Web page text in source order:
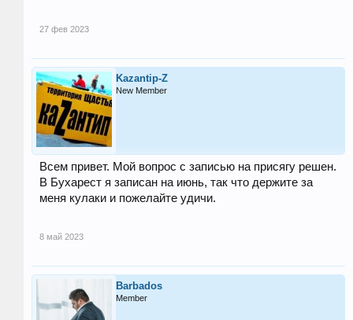
27 фев 2023
Kazantip-Z
New Member
Всем привет. Мой вопрос с записью на присягу решен.
В Бухарест я записан на июнь, так что держите за
меня кулаки и пожелайте удичи.
8 май 2023
Barbados
Member